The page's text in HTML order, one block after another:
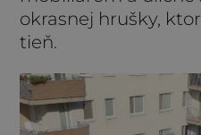
okrasnej hrušky,
tieň.